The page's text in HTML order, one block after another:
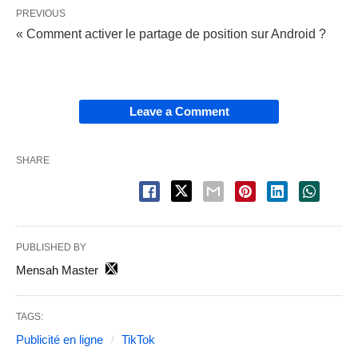
PREVIOUS
« Comment activer le partage de position sur Android ?
Leave a Comment
SHARE
PUBLISHED BY
Mensah Master
TAGS:
Publicité en ligne TikTok